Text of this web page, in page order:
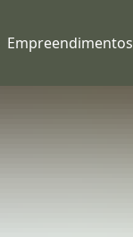
Empreendimentos